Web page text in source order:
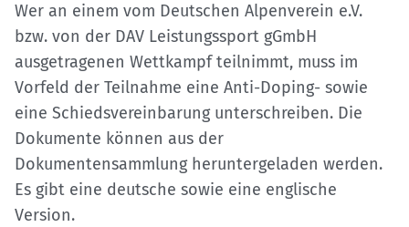
Wer an einem vom Deutschen Alpenverein e.V.
bzw. von der DAV Leistungssport gGmbH
ausgetragenen Wettkampf teilnimmt, muss im
Vorfeld der Teilnahme eine Anti-Doping- sowie
eine Schiedsvereinbarung unterschreiben. Die
Dokumente können aus der
Dokumentensammlung heruntergeladen werden.
Es gibt eine deutsche sowie eine englische
Version.